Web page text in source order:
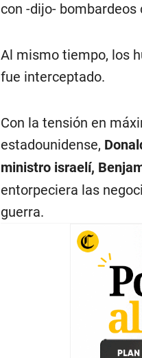
con -dijo-
Al mismo tiempo, los
fue interceptado.
Con la tensión en
estadounidense,
ministro israelí,
entorpeciera las
guerra.